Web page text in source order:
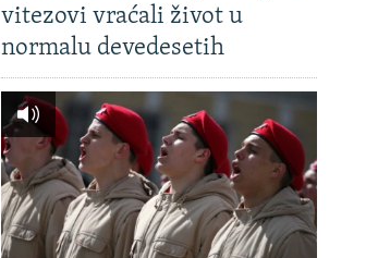
vitezovi vraćali život u
normalu devedesetih